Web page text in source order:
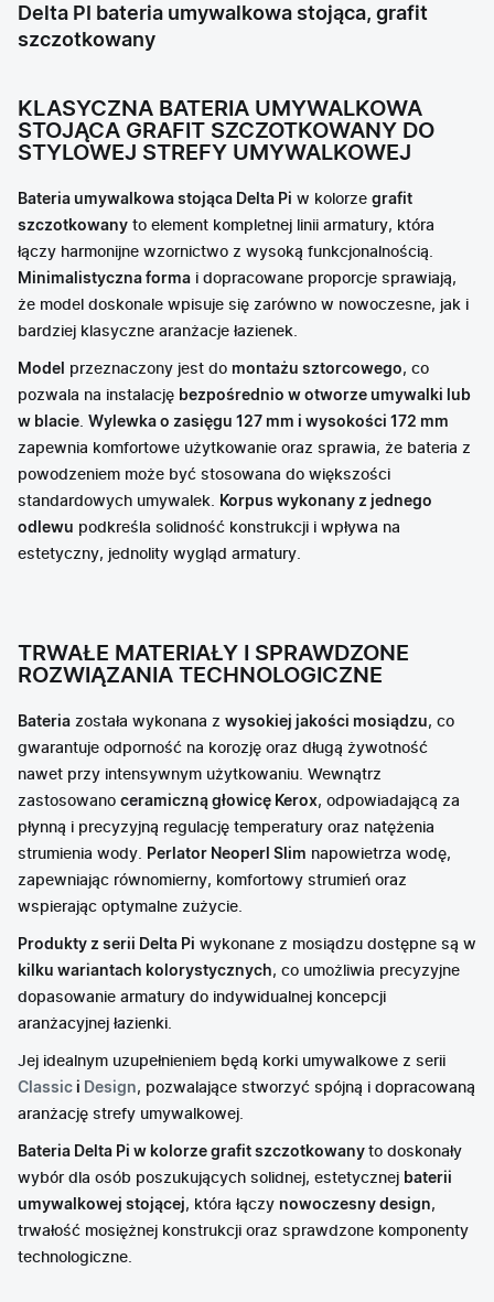
Delta PI bateria umywalkowa stojąca, grafit
szczotkowany
KLASYCZNA BATERIA UMYWALKOWA
STOJĄCA GRAFIT SZCZOTKOWANY DO
STYLOWEJ STREFY UMYWALKOWEJ
Bateria umywalkowa stojąca Delta Pi w kolorze grafit
szczotkowany to element kompletnej linii armatury, która
łączy harmonijne wzornictwo z wysoką funkcjonalnością.
Minimalistyczna forma i dopracowane proporcje sprawiają,
że model doskonale wpisuje się zarówno w nowoczesne, jak i
bardziej klasyczne aranżacje łazienek.
Model przeznaczony jest do montażu sztorcowego, co
pozwala na instalację bezpośrednio w otworze umywalki lub
w blacie. Wylewka o zasięgu 127 mm i wysokości 172 mm
zapewnia komfortowe użytkowanie oraz sprawia, że bateria z
powodzeniem może być stosowana do większości
standardowych umywalek. Korpus wykonany z jednego
odlewu podkreśla solidność konstrukcji i wpływa na
estetyczny, jednolity wygląd armatury.
TRWAŁE MATERIAŁY I SPRAWDZONE
ROZWIĄZANIA TECHNOLOGICZNE
Bateria została wykonana z wysokiej jakości mosiądzu, co
gwarantuje odporność na korozję oraz długą żywotność
nawet przy intensywnym użytkowaniu. Wewnątrz
zastosowano ceramiczną głowicę Kerox, odpowiadającą za
płynną i precyzyjną regulację temperatury oraz natężenia
strumienia wody. Perlator Neoperl Slim napowietrza wodę,
zapewniając równomierny, komfortowy strumień oraz
wspierając optymalne zużycie.
Produkty z serii Delta Pi wykonane z mosiądzu dostępne są w
kilku wariantach kolorystycznych, co umożliwia precyzyjne
dopasowanie armatury do indywidualnej koncepcji
aranżacyjnej łazienki.
Jej idealnym uzupełnieniem będą korki umywalkowe z serii
Classic i Design, pozwalające stworzyć spójną i dopracowaną
aranżację strefy umywalkowej.
Bateria Delta Pi w kolorze grafit szczotkowany to doskonały
wybór dla osób poszukujących solidnej, estetycznej baterii
umywalkowej stojącej, która łączy nowoczesny design,
trwałość mosiężnej konstrukcji oraz sprawdzone komponenty
technologiczne.